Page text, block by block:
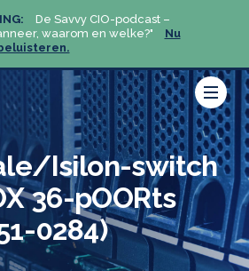
De Savvy CIO-podcast –
waarom en welke?"
Nu
Isilon-switch
36-pOORts
0284)